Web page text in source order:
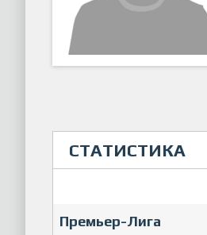
СТАТИСТИКА
Премьер-Лига